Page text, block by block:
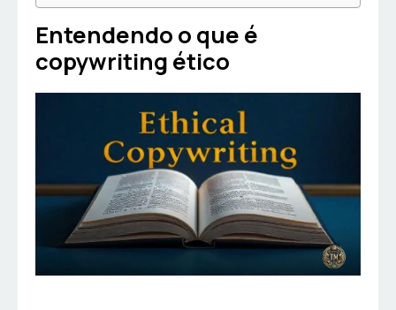
Entendendo o que é
copywriting ético